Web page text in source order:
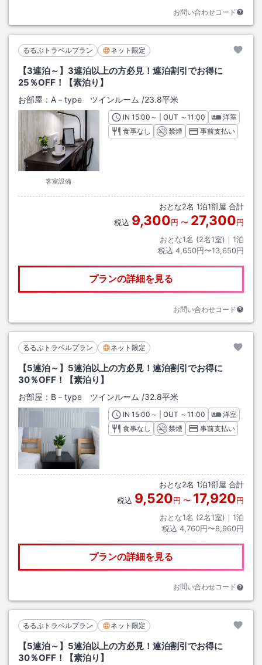
お問い合わせコード
るるぶトラベルプラン ネット限定
【3連泊～】3連泊以上の方必見！連泊割引でお得に
25％OFF！【素泊り】
お部屋： A－type ツインルーム /23.8平米
客室設備
INチェックイン
15:00 ～ | OUT チェックアウト
～11:00
洋室
食事なし
禁煙 事前支払い
おとな2名 1泊1部屋 合計
税込 9,300円 〜 27,300円
おとな1名 (2名1室)｜ 1泊
税込 4,650円〜13,650円
プランの詳細を見る
お問い合わせコード
るるぶトラベルプラン ネット限定
【5連泊～】5連泊以上の方必見！連泊割引でお得に
30％OFF！【素泊り】
お部屋： B－type ツインルーム /32.8平米
INチェックイン
15:00 ～ | OUT チェックアウト
～11:00
洋室
食事なし
禁煙 事前支払い
おとな2名 1泊1部屋 合計
税込 9,520円 〜 17,920円
おとな1名 (2名1室)｜ 1泊
税込 4,760円〜8,960円
プランの詳細を見る
お問い合わせコード
るるぶトラベルプラン ネット限定
【5連泊～】5連泊以上の方必見！連泊割引でお得に
30％OFF！【素泊り】